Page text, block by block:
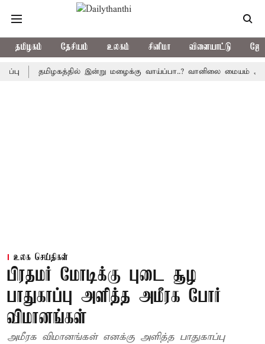
தமிழகம் தேசியம் உலகம் சினிமா விளையாட்டு
தமிழகத்தில் இன்று மழைக்கு வாய்ப்பா..? வானிலை மையம் அப்டேட்
உலக செய்திகள்
பிரதமர் மோடிக்கு புடை சூழ
பாதுகாப்பு அளித்த அமீரக போர்
விமானங்கள்
அமீரக விமானங்கள் எனக்கு அளித்த பாதுகாப்பு